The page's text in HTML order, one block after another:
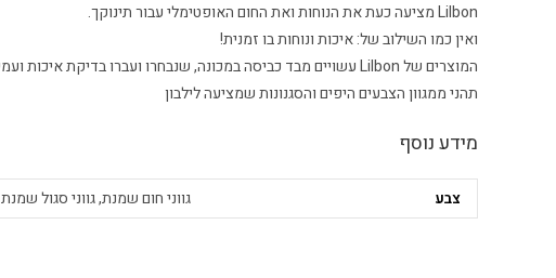
Lilbon מציעה כעת את הנוחות ואת החום האופטימלי עבור תינוקך.
ואין כמו השילוב של: איכות ונוחות בו זמנית!
המוצרים של Lilbon עשויים מבד כביסה במכונה, שנבחרו ועברו בדיקת איכות ועמידות.
תהני ממגוון הצבעים היפים והסגנונות שמציעה לילבון
מידע נוסף
צבע גווני חום שמנת, גווני סגול שמנת